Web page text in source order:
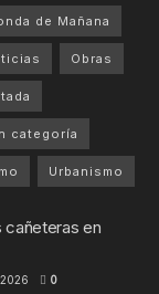
de Mañana
Obras
categoría
Urbanismo
cañeteras en
0